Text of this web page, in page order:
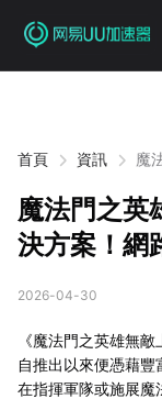
首頁 資訊
魔
魔法門之英
決方案！網
2026-04-30
《魔法門之英雄無
自推出以來便憑藉
在指揮軍隊或施展魔